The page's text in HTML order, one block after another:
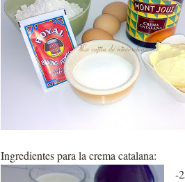
Ingredientes para la crema catalana:
-